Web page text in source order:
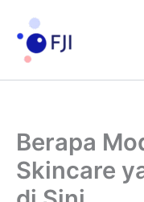
konten
Berapa
Skincare